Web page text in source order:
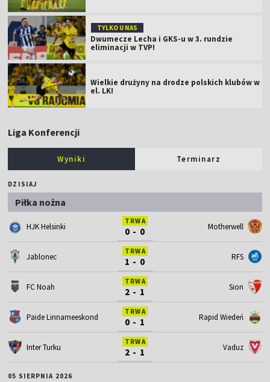
TYLKO U NAS
Dwumecze Lecha i GKS-u w 3. rundzie
eliminacji w TVP!
Wielkie drużyny na drodze polskich klubów w
el. LK!
Liga Konferencji
Wyniki Terminarz
DZISIAJ
Piłka nożna
HJK Helsinki
TRWA
0 - 0 Motherwell
Jablonec
TRWA
1 - 0 RFS
FC Noah
TRWA
2 - 1 Sion
Paide Linnameeskond
TRWA
0 - 1 Rapid Wiedeń
Inter Turku
TRWA
2 - 1 Vaduz
05 SIERPNIA 2026